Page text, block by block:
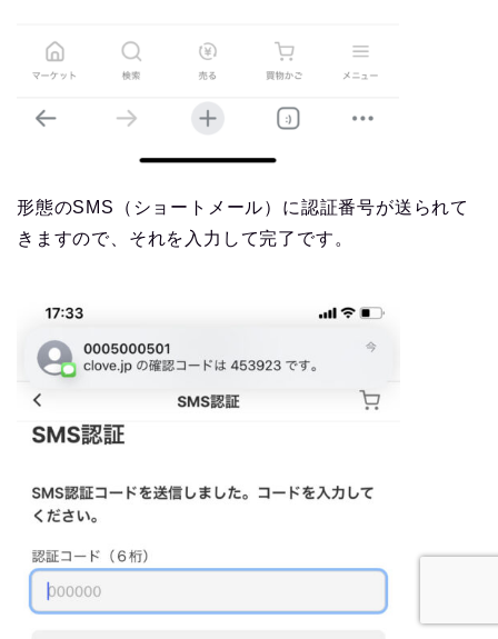
形態のSMS（ショートメール）に認証番号が送られて
きますので、それを入力して完了です。